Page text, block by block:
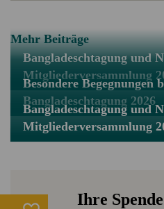
Mehr Beiträge
Bangladeschtagung und
Mitgliederversammlung
Besondere Begegnungen
Bangladeschtagung 2026
Bangladeschtagung und
Mitgliederversammlung
Ihre